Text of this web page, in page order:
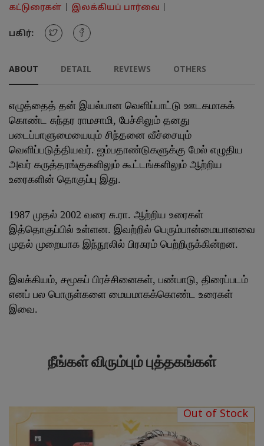
கட்டுரைகள்
இலக்கியப் பார்வை
பகிர்:
ABOUT DETAIL REVIEWS OTHERS
எழுத்தைத் தன் இயல்பான வெளிப்பாட்டு ஊடகமாகக்
கொண்ட சுந்தர ராமசாமி, பேச்சிலும் தனது
படைப்பாளுமையையும் சிந்தனை வீச்சையும்
வெளிப்படுத்தியவர். ஐம்பதாண்டுகளுக்கு மேல் எழுதிய
அவர் கருத்தரங்குகளிலும் கூட்டங்களிலும் ஆற்றிய
உரைகளின் தொகுப்பு இது.
1987 முதல் 2002 வரை சு.ரா. ஆற்றிய உரைகள்
இத்தொகுப்பில் உள்ளன. இவற்றில் பெரும்பான்மையானவை
முதல் முறையாக இந்நூலில் பிரசுரம் பெற்றிருக்கின்றன.
இலக்கியம், சமூகப் பிரச்சினைகள், பண்பாடு, திரைப்படம்
எனப் பல பொருள்களை மையமாகக்கொண்ட உரைகள்
இவை.
நீங்கள் விரும்பும் புத்தகங்கள்
Out of Stock